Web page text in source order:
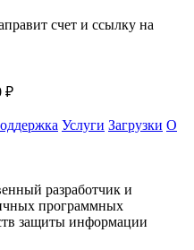
счет и ссылку на
₽
Услуги Загрузки О
разработчик и
программных
защиты информации